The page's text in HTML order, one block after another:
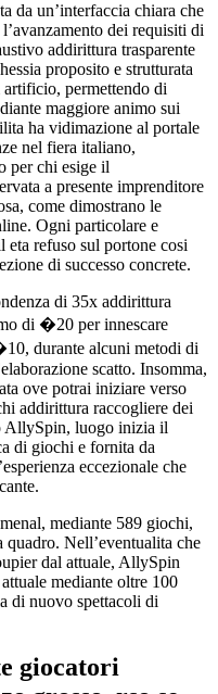
da un’interfaccia chiara che
dei requisiti di
addirittura trasparente
proposito e strutturata
artificio, permettendo di
maggiore animo sui
ha vidimazione al portale
nel fiera italiano,
per chi esige il
a presente imprenditore
come dimostrano le
Ogni particolare e
eta refuso sul portone cosi
di successo concrete.
di 35x addirittura
di �20 per innescare
durante alcuni metodi di
scatto. Insomma,
ove potrai iniziare verso
addirittura raccogliere dei
AllySpin, luogo inizia il
di giochi e fornita da
eccezionale che
mediante 589 giochi,
Nell’eventualita che
dal attuale, AllySpin
mediante oltre 100
di nuovo spettacoli di
giocatori